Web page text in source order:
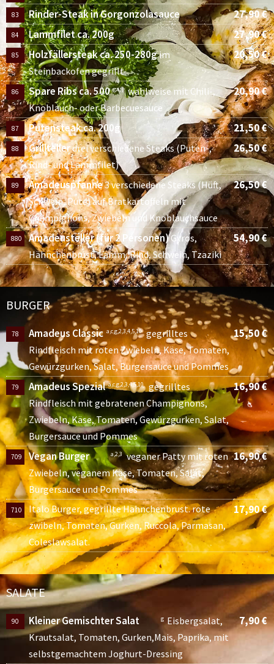
83 Rinder-Steak in Gorgonzolasauce 27,90 €
84 Lammfilet ca. 200g 27,90 €
85 Holzfällersteak ca. 250-280gim
Steinbackofen gegrillt
20,50 €
86 Spare Ribs ca. 500 ga, j wahlweise mit Chili-,
Knoblauch- oder Barbecuesauce
20,90 €
87 Putensteak ca. 200g 21,50 €
88 Grilltellerdrei verschiedene Steaks (Puten-,
Rind- und Lammfilet)
26,50 €
89 Amadeuspfanne3 verschiedene Steaks (Hüft,
Schwein, Pute) auf Bratkartoffeln mit
Champignons, Zwiebeln und Knoblauchsauce
26,50 €
880 Amadeusteller (für 2 Personen)Gyros,
Hähnchenbrust, Lamm, Rind, Schwein, Tzaziki
54,90 €
BURGER
78 Amadeus Classic a,c,g,2,3,4,5,10 gegrilltes
Rindfleisch mit roten Zwiebeln, Käse, Tomaten,
Gewürzgurken, Salat, Burgersauce und Pommes
15,50 €
79 Amadeus Spezial a,c,g,2,3,4,5,10
gegrilltes
Rindfleisch mit gebratenen Champignons,
Zwiebeln, Käse, Tomaten, Gewürzgurken, Salat,
Burgersauce und Pommes
16,90 €
709 Vegan Burger a,2,3 veganer Patty mit roten
Zwiebeln, veganem Käse, Tomaten, Salat,
Burgersauce und Pommes
16,90 €
710
Italo Burger, gegrillte Hähnchenbrust. rote
zwibeln, Tomaten, Gurken, Ruccola, Parmasan,
Coleslawsalat.
17,90 €
SALATE
90 Kleiner Gemischter Salat g Eisbergsalat,
Krautsalat, Tomaten, Gurken,Mais, Paprika, mit
selbstgemachtem Joghurt-Dressing
7,90 €